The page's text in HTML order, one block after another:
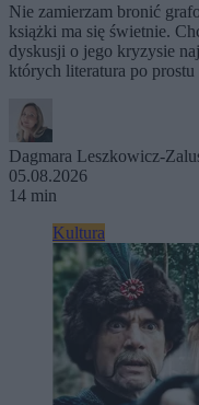
Nie zamierzam bronić
książki ma się świetnie.
dyskusji o jego kryzysie
których literatura po prostu
Dagmara Leszkowicz-
05.08.2026
14 min
Kultura